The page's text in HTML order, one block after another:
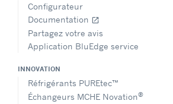
Configurateur
Documentation open_in_new
Partagez votre avis
Application BluEdge service
INNOVATION
Réfrigérants PUREtec™
Échangeurs MCHE Novation®